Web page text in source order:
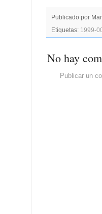
Publicado por
Etiquetas: 1999-
No hay
Publicar un